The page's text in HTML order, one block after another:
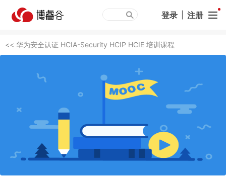
登录 注册
<< 华为安全认证 HCIA-Security HCIP HCIE 培训课程